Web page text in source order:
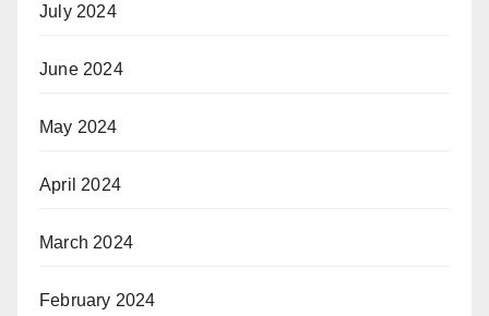
July 2024
June 2024
May 2024
April 2024
March 2024
February 2024